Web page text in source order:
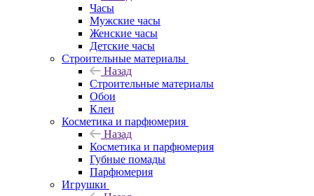
Часы
Мужские часы
Женские часы
Детские часы
Строительные материалы
Назад
Строительные материалы
Обои
Клеи
Косметика и парфюмерия
Назад
Косметика и парфюмерия
Губные помады
Парфюмерия
Игрушки